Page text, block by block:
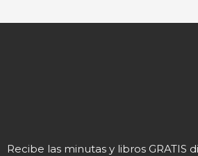
Recibe las minutas y libros